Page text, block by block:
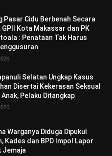
Pasar Cidu Berbenah Secara
GPII Kota Makassar dan PK
: Penataan Tak Harus
Selatan Ungkap Kasus
Disertai Kekerasan Seksual
Pelaku Ditangkap
Warganya Diduga Dipukul
Kades dan BPD Impol Lapor
Jemaja